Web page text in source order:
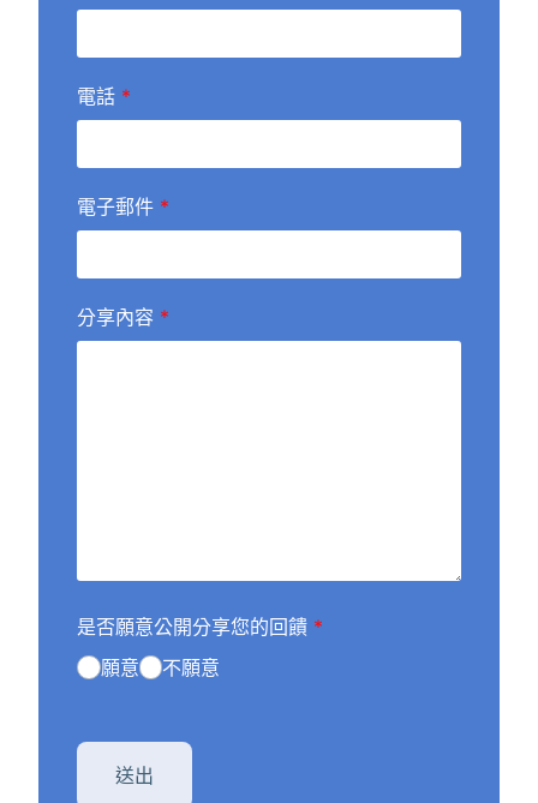
電話 *
電子郵件 *
分享內容 *
是否願意公開分享您的回饋 *
願意
不願意
送出